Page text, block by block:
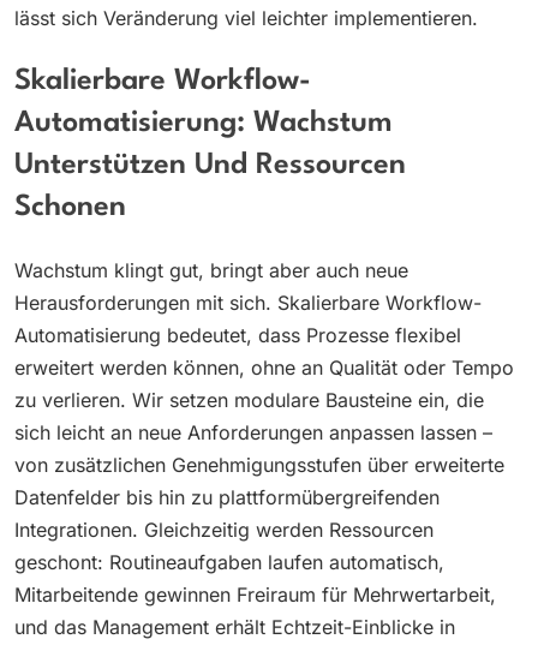
lässt sich Veränderung viel leichter implementieren.
Skalierbare Workflow-
Automatisierung: Wachstum
Unterstützen Und Ressourcen
Schonen
Wachstum klingt gut, bringt aber auch neue
Herausforderungen mit sich. Skalierbare Workflow-
Automatisierung bedeutet, dass Prozesse flexibel
erweitert werden können, ohne an Qualität oder Tempo
zu verlieren. Wir setzen modulare Bausteine ein, die
sich leicht an neue Anforderungen anpassen lassen –
von zusätzlichen Genehmigungsstufen über erweiterte
Datenfelder bis hin zu plattformübergreifenden
Integrationen. Gleichzeitig werden Ressourcen
geschont: Routineaufgaben laufen automatisch,
Mitarbeitende gewinnen Freiraum für Mehrwertarbeit,
und das Management erhält Echtzeit-Einblicke in